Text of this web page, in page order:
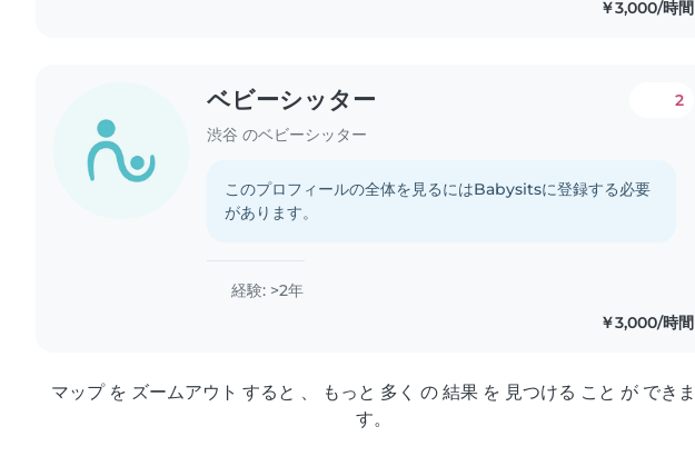
￥3,000/時間
ベビーシッター
渋谷 のベビーシッター
2
このプロフィールの全体を見るにはBabysitsに登録する必要
があります。
経験: >2年
￥3,000/時間
マップ を ズームアウト すると 、 もっと 多く の 結果 を 見つける こと が できま
す。